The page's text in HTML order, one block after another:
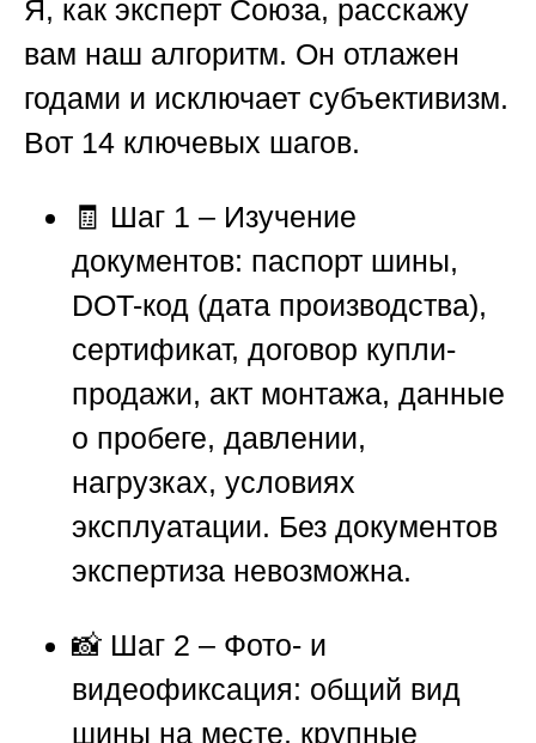
Я, как эксперт Союза, расскажу
вам наш алгоритм. Он отлажен
годами и исключает субъективизм.
Вот 14 ключевых шагов.
🧾 Шаг 1 – Изучение
документов: паспорт шины,
DOT-код (дата производства),
сертификат, договор купли-
продажи, акт монтажа, данные
о пробеге, давлении,
нагрузках, условиях
эксплуатации. Без документов
экспертиза невозможна.
📸 Шаг 2 – Фото- и
видеофиксация: общий вид
шины на месте, крупные